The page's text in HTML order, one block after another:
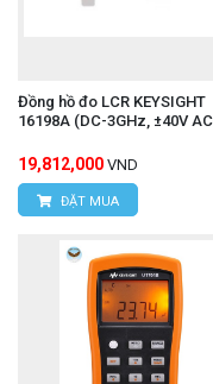
Đồng hồ đo LCR KEYSIGHT
16198A (DC-3GHz, ±40V
19,812,000 VND
ĐẶT MUA